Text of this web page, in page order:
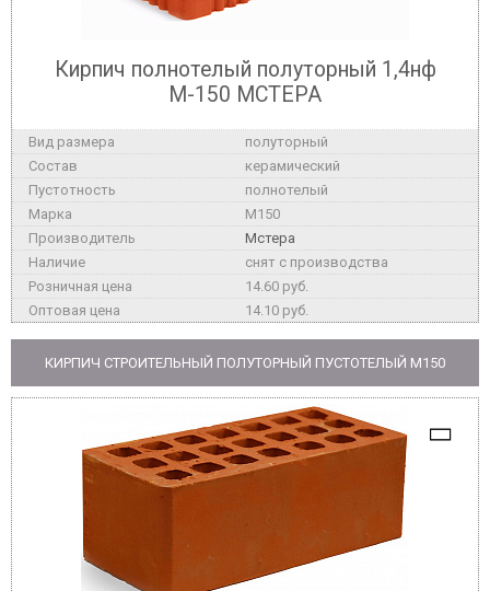
Кирпич полнотелый полуторный 1,4нф
М-150 МСТЕРА
полуторный
керамический
полнотелый
M150
Мстера
снят с производства
14.60 руб.
14.10 руб.
КИРПИЧ СТРОИТЕЛЬНЫЙ ПОЛУТОРНЫЙ ПУСТОТЕЛЫЙ M150